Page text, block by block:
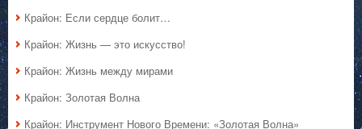
Крайон: Если сердце болит…
Крайон: Жизнь — это искусство!
Крайон: Жизнь между мирами
Крайон: Золотая Волна
Крайон: Инструмент Нового Времени: «Золотая Волна»